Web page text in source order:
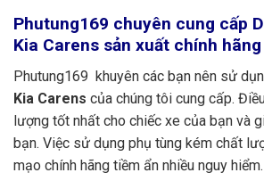
Phutung169 chuyên cung cấp
Kia Carens sản xuất chính
Phutung169 khuyên các bạn nên sử
Kia Carens của chúng tôi cung cấp.
lượng tốt nhất cho chiếc xe của bạn và
bạn. Việc sử dụng phụ tùng kém chất
mạo chính hãng tiềm ẩn nhiều nguy hiểm.